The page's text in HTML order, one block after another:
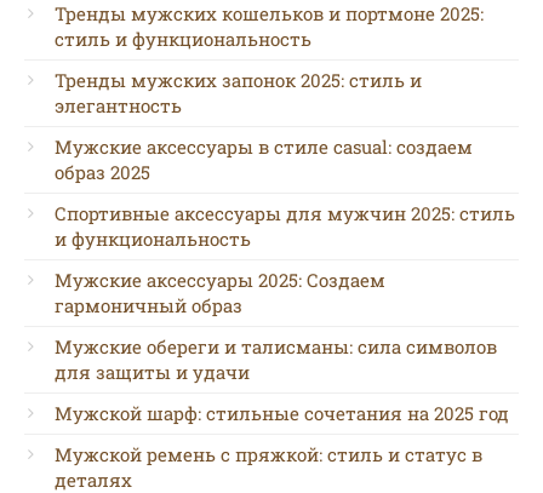
Тренды мужских кошельков и портмоне 2025:
стиль и функциональность
Тренды мужских запонок 2025: стиль и
элегантность
Мужские аксессуары в стиле casual: создаем
образ 2025
Спортивные аксессуары для мужчин 2025: стиль
и функциональность
Мужские аксессуары 2025: Создаем
гармоничный образ
Мужские обереги и талисманы: сила символов
для защиты и удачи
Мужской шарф: стильные сочетания на 2025 год
Мужской ремень с пряжкой: стиль и статус в
деталях